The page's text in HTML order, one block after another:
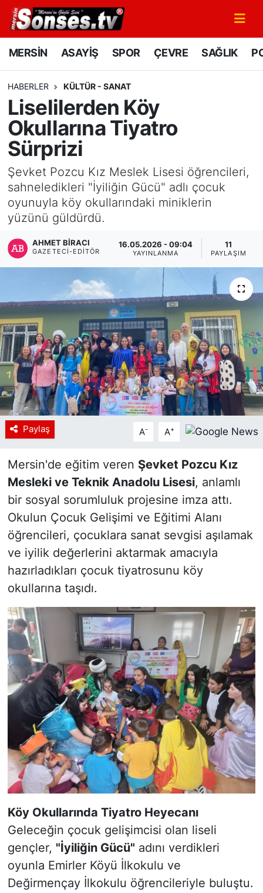
MERSİN ASAYİŞ SPOR ÇEVRE SAĞLIK
HABERLER KÜLTÜR - SANAT
Liselilerden Köy
Okullarına Tiyatro
Sürprizi
Şevket Pozcu Kız Meslek Lisesi öğrencileri,
sahneledikleri "İyiliğin Gücü" adlı çocuk
oyunuyla köy okullarındaki miniklerin
yüzünü güldürdü.
AHMET BIRACI
GAZETECI-EDITÖR
16.05.2026 - 09:04
YAYINLANMA
11
PAYLAŞIM
Paylaş A- A+
Mersin'de eğitim veren Şevket Pozcu Kız
Mesleki ve Teknik Anadolu Lisesi, anlamlı
bir sosyal sorumluluk projesine imza attı.
Okulun Çocuk Gelişimi ve Eğitimi Alanı
öğrencileri, çocuklara sanat sevgisi aşılamak
ve iyilik değerlerini aktarmak amacıyla
hazırladıkları çocuk tiyatrosunu köy
okullarına taşıdı.
Köy Okullarında Tiyatro Heyecanı
Geleceğin çocuk gelişimcisi olan liseli
gençler, "İyiliğin Gücü" adını verdikleri
oyunla Emirler Köyü İlkokulu ve
Değirmençay İlkokulu öğrencileriyle buluştu.
MERSİN
SPOR
GÜNÜN MANŞETİ
DÜNYA
KÜLTÜR - SANAT
MAGAZİN
SAĞLIK
Siyaset
YEREL HABER
Haberde insan
Tanıtım
Mersin Nöbetçi Eczaneler
Mersin Namaz Vakitleri
Mersin Trafik Yoğunluk Haritası
Süper Lig Puan Durumu ve Fikstür
Tüm Manşetler
Son Dakika Haberleri
Haber Arşivi